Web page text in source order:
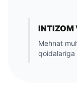
INTIZOM
Mehnat
qoidalariga